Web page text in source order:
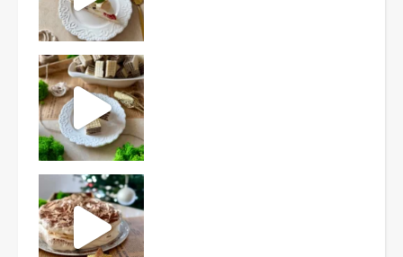
Ten deser to prawdziwy HIT PRL-u! Wafle przełożo